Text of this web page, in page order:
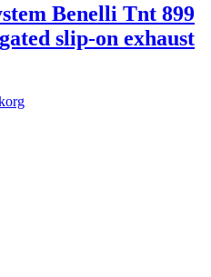
Benelli Tnt 899
slip-on exhaust